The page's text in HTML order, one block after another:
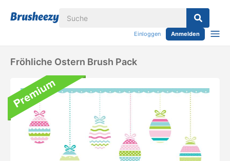
Einloggen Anmelden
Fröhliche Ostern Brush Pack